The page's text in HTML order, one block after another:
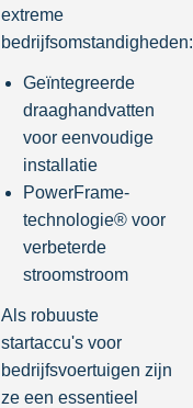
extreme
bedrijfsomstandigheden:
Geïntegreerde
draaghandvatten
voor eenvoudige
installatie
PowerFrame-
technologie® voor
verbeterde
stroomstroom
Als robuuste
startaccu's voor
bedrijfsvoertuigen zijn
ze een essentieel